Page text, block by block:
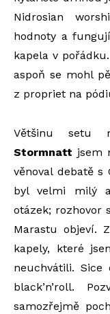
Nidrosian
hodnoty a
kapela v
aspoň se mohl
z propriet na
Většinu setu
Stormnatt jsem
věnoval debatě s
byl velmi milý
otázek; rozhovor
Marastu objeví.
kapely, které
neuchvátili. Sice
black’n’roll.
samozřejmě